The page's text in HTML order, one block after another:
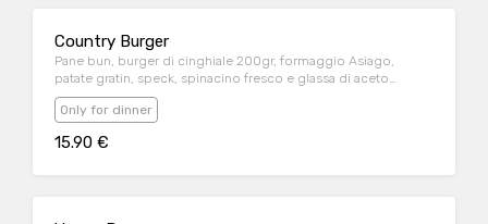
Country Burger
Pane bun, burger di cinghiale 200gr, formaggio Asiago,
patate gratin, speck, spinacino fresco e glassa di aceto
balsamico
Only for dinner
15.90 €